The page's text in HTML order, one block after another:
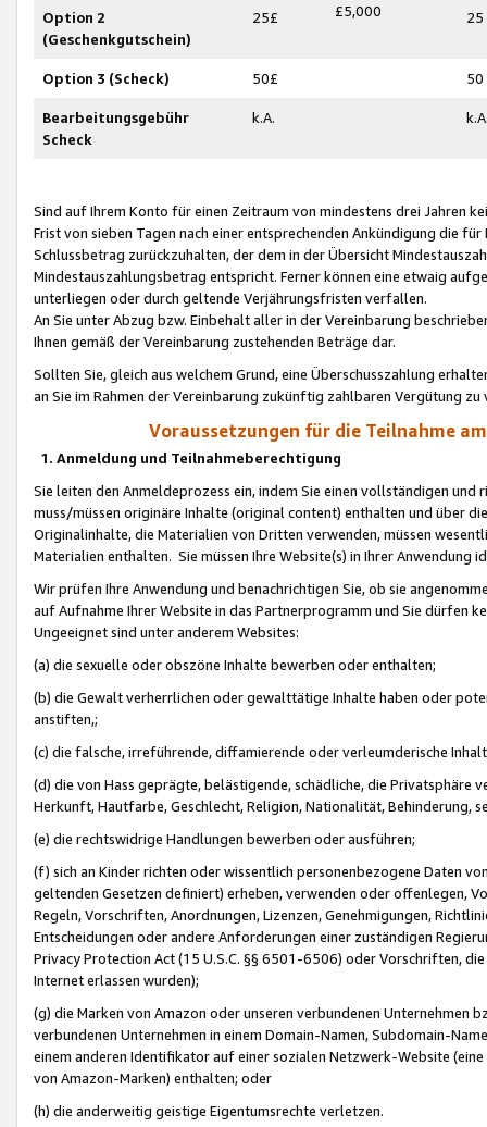
Option 2
(Geschenkgutschein)
25£ £5,000 25
Option 3 (Scheck) 50£ 50
Bearbeitungsgebühr
Scheck
k.A.
Sind auf Ihrem Konto für einen Zeitraum von mindestens drei Jahren
Frist von sieben Tagen nach einer entsprechenden Ankündigung die
Schlussbetrag zurückzuhalten, der dem in der Übersicht
Mindestauszahlungsbetrag entspricht. Ferner können eine etwaig
unterliegen oder durch geltende Verjährungsfristen verfallen.
An Sie unter Abzug bzw. Einbehalt aller in der Vereinbarung
Ihnen gemäß der Vereinbarung zustehenden Beträge dar.
Sollten Sie, gleich aus welchem Grund, eine Überschusszahlung
an Sie im Rahmen der Vereinbarung zukünftig zahlbaren Vergütung zu
Voraussetzungen für die Teilnahme
1. Anmeldung und Teilnahmeberechtigung
Sie leiten den Anmeldeprozess ein, indem Sie einen vollständigen
muss/müssen originäre Inhalte (original content) enthalten und über
Originalinhalte, die Materialien von Dritten verwenden, müssen
Materialien enthalten. Sie müssen Ihre Website(s) in Ihrer Anwendung
Wir prüfen Ihre Anwendung und benachrichtigen Sie, ob sie
auf Aufnahme Ihrer Website in das Partnerprogramm und Sie dürfen
Ungeeignet sind unter anderem Websites:
(a) die sexuelle oder obszöne Inhalte bewerben oder enthalten;
(b) die Gewalt verherrlichen oder gewalttätige Inhalte haben oder
anstiften,;
(c) die falsche, irreführende, diffamierende oder verleumderische
(d) die von Hass geprägte, belästigende, schädliche, die Privatsphäre
Herkunft, Hautfarbe, Geschlecht, Religion, Nationalität, Behinderung,
(e) die rechtswidrige Handlungen bewerben oder ausführen;
(f) sich an Kinder richten oder wissentlich personenbezogene Daten
geltenden Gesetzen definiert) erheben, verwenden oder offenlegen,
Regeln, Vorschriften, Anordnungen, Lizenzen, Genehmigungen,
Entscheidungen oder andere Anforderungen einer zuständigen
Privacy Protection Act (15 U.S.C. §§ 6501-6506) oder Vorschriften,
Internet erlassen wurden);
(g) die Marken von Amazon oder unseren verbundenen Unternehmen
verbundenen Unternehmen in einem Domain-Namen, Subdomain-
einem anderen Identifikator auf einer sozialen Netzwerk-Website
von Amazon-Marken) enthalten; oder
(h) die anderweitig geistige Eigentumsrechte verletzen.